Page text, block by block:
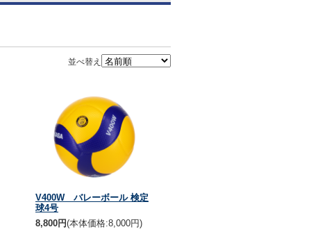
並べ替え
V400W バレーボール 検定
球4号
8,800円(本体価格:8,000円)